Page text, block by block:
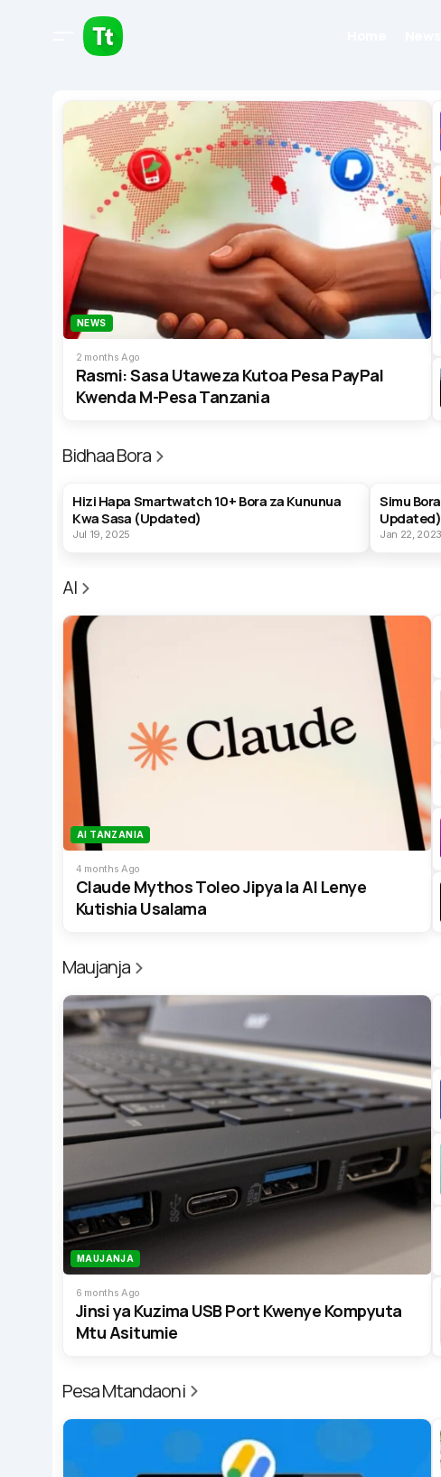
NEWS
2 months Ago
Rasmi: Sasa Utaweza Kutoa Pesa PayPal
Kwenda M-Pesa Tanzania
Bidhaa Bora
Hizi Hapa Smartwatch 10+ Bora za Kununua
Kwa Sasa (Updated)
Jul 19, 2025
Simu
Updated)
Jan 22, 2023
AI
AI TANZANIA
4 months Ago
Claude Mythos Toleo Jipya la AI Lenye
Kutishia Usalama
Maujanja
MAUJANJA
6 months Ago
Jinsi ya Kuzima USB Port Kwenye Kompyuta
Mtu Asitumie
Pesa Mtandaoni